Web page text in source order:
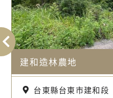
建和造林農地
台東縣台東市建和段